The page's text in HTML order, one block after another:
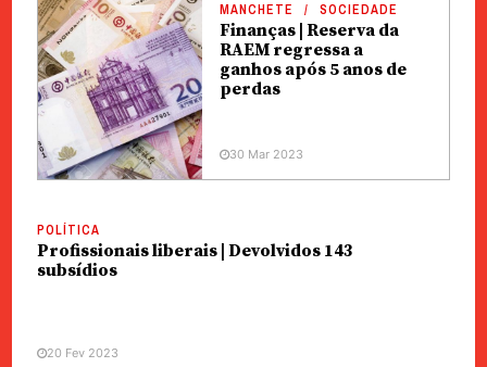
MANCHETE SOCIEDADE
Finanças | Reserva da
RAEM regressa a
ganhos após 5 anos de
perdas
30 Mar 2023
POLÍTICA
Profissionais liberais | Devolvidos 143
subsídios
20 Fev 2023